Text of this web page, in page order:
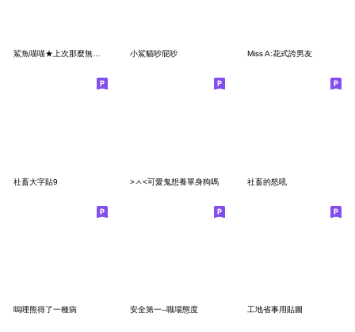
鯊魚喵喵★上次那麼無言,還是在上次 小鯊貓吵屁吵 Miss A:花式誇男友
社畜大字貼9 >ㅅ<可愛鬼想養單身狗嗎 社畜的怒吼
嗚哩熊得了一種病 安全第一--職場態度 工地省事用貼圖